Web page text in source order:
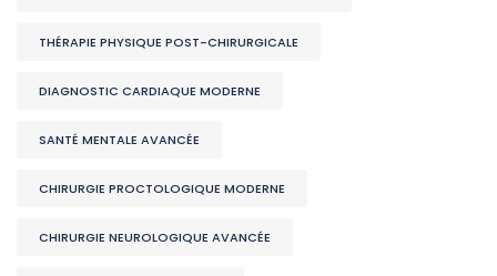
THÉRAPIE PHYSIQUE POST-CHIRURGICALE
DIAGNOSTIC CARDIAQUE MODERNE
SANTÉ MENTALE AVANCÉE
CHIRURGIE PROCTOLOGIQUE MODERNE
CHIRURGIE NEUROLOGIQUE AVANCÉE